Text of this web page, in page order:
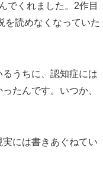
でくれました。2作目
を読めなくなっていた
うちに、認知症には
たんです。いつか、
には書きあぐねてい